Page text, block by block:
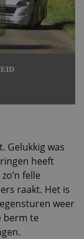
Gelukkig was
heeft
felle
raakt. Het is
weer
berm te